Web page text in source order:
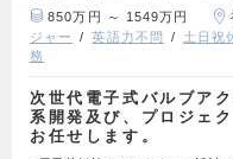
850万円 ～ 1549万円
ジャー
英語力不問 土日祝
務
次世代電子式バルブア
系開発及び、プロジェ
お任せします。